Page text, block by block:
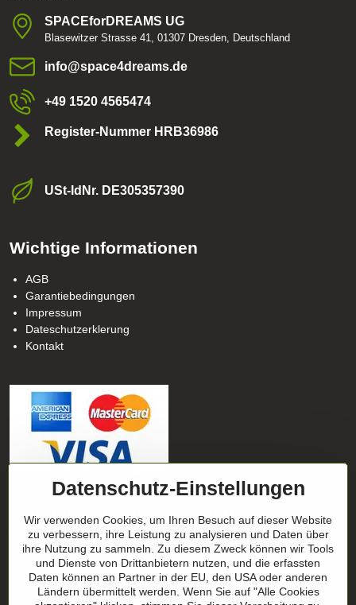
SPACEforDREAMS UG
Blasewitzer Strasse 41, 01307 Dresden, Deutschland
info​@space4dreams​.de
+49 1520 4565474
Register-Nummer HRB36986
USt-ldNr​. DE305357390
Wichtige Informationen
AGB
Garantiebedingungen
Impressum
Dateschutzerklerung
Kontakt
unseren Netzwerken
Facebook Instagram
Geschenktipp
Datenschutz-Einstellungen
Wir verwenden Cookies, um Ihren Besuch auf dieser Website
zu verbessern, ihre Leistung zu analysieren und Daten über
ihre Nutzung zu sammeln. Zu diesem Zweck können wir Tools
und Dienste von Drittanbietern nutzen, und die erfassten
Daten können an Partner in der EU, den USA oder anderen
Ländern übermittelt werden. Wenn Sie auf "Alle Cookies